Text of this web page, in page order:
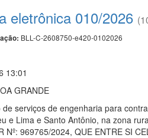
eletrônica 010/2026
BLL-C-2608750-e420-0102026
13:01
GRANDE
serviços de engenharia para
e Lima e Santo Antônio, na zona
Nº: 969765/2024, QUE ENTRE SI